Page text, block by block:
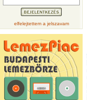
elfelejtettem a jelszavam